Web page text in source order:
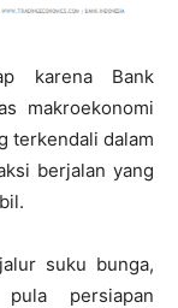
karena Bank
makroekonomi
terkendali dalam
berjalan yang
suku bunga,
persiapan